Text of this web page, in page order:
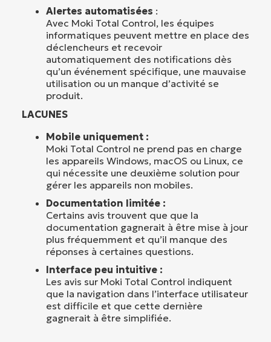
Alertes automatisées :
Avec Moki Total Control, les équipes
informatiques peuvent mettre en place des
déclencheurs et recevoir
automatiquement des notifications dès
qu’un événement spécifique, une mauvaise
utilisation ou un manque d’activité se
produit.
LACUNES
Mobile uniquement :
Moki Total Control ne prend pas en charge
les appareils Windows, macOS ou Linux, ce
qui nécessite une deuxième solution pour
gérer les appareils non mobiles.
Documentation limitée :
Certains avis trouvent que que la
documentation gagnerait à être mise à jour
plus fréquemment et qu’il manque des
réponses à certaines questions.
Interface peu intuitive :
Les avis sur Moki Total Control indiquent
que la navigation dans l’interface utilisateur
est difficile et que cette dernière
gagnerait à être simplifiée.